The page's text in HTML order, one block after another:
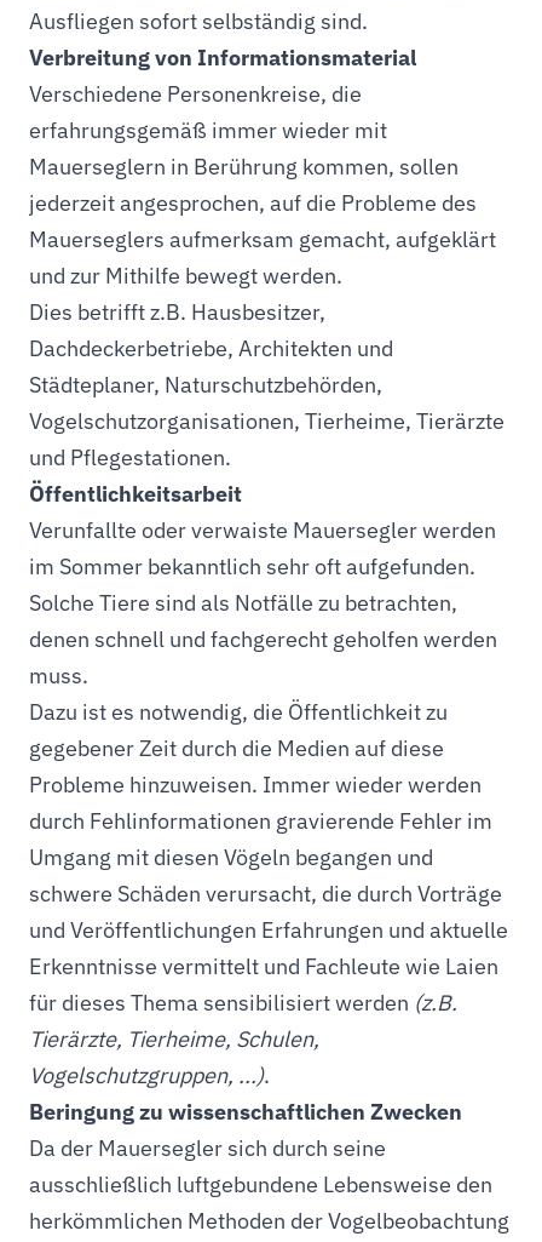
Ausfliegen sofort selbständig sind.
Verbreitung von Informationsmaterial
Verschiedene Personenkreise, die
erfahrungsgemäß immer wieder mit
Mauerseglern in Berührung kommen, sollen
jederzeit angesprochen, auf die Probleme des
Mauerseglers aufmerksam gemacht, aufgeklärt
und zur Mithilfe bewegt werden.
Dies betrifft z.B. Hausbesitzer,
Dachdeckerbetriebe, Architekten und
Städteplaner, Naturschutzbehörden,
Vogelschutzorganisationen, Tierheime, Tierärzte
und Pflegestationen.
Öffentlichkeitsarbeit
Verunfallte oder verwaiste Mauersegler werden
im Sommer bekanntlich sehr oft aufgefunden.
Solche Tiere sind als Notfälle zu betrachten,
denen schnell und fachgerecht geholfen werden
muss.
Dazu ist es notwendig, die Öffentlichkeit zu
gegebener Zeit durch die Medien auf diese
Probleme hinzuweisen. Immer wieder werden
durch Fehlinformationen gravierende Fehler im
Umgang mit diesen Vögeln begangen und
schwere Schäden verursacht, die durch Vorträge
und Veröffentlichungen Erfahrungen und aktuelle
Erkenntnisse vermittelt und Fachleute wie Laien
für dieses Thema sensibilisiert werden (z.B.
Tierärzte, Tierheime, Schulen,
Vogelschutzgruppen, ...).
Beringung zu wissenschaftlichen Zwecken
Da der Mauersegler sich durch seine
ausschließlich luftgebundene Lebensweise den
herkömmlichen Methoden der Vogelbeobachtung